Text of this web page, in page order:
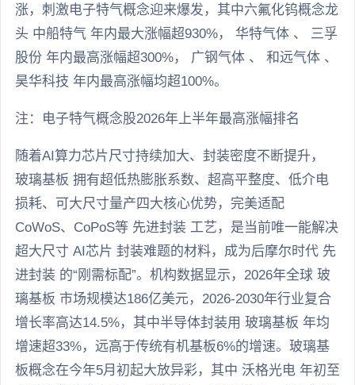
涨，刺激电子特气概念迎来爆发，其中六氟化钨概念龙
头 中船特气 年内最大涨幅超930%， 华特气体 、 三孚
股份 年内最高涨幅超300%， 广钢气体 、 和远气体 、
昊华科技 年内最高涨幅均超100%。
注：电子特气概念股2026年上半年最高涨幅排名
随着AI算力芯片尺寸持续加大、封装密度不断提升，
玻璃基板 拥有超低热膨胀系数、超高平整度、低介电
损耗、可大尺寸量产四大核心优势，完美适配
CoWoS、CoPoS等 先进封装 工艺，是当前唯一能解决
超大尺寸 AI芯片 封装难题的材料，成为后摩尔时代 先
进封装 的“刚需标配”。机构数据显示，2026年全球 玻
璃基板 市场规模达186亿美元，2026-2030年行业复合
增长率高达14.5%，其中半导体封装用 玻璃基板 年均
增速超33%，远高于传统有机基板6%的增速。玻璃基
板概念在今年5月初起大放异彩，其中 沃格光电 年初至